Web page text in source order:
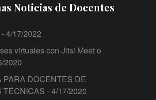
Noticias de Docentes
- 4/17/2022
virtuales con Jitsi Meet o
2020
PARA DOCENTES DE
TÉCNICAS - 4/17/2020